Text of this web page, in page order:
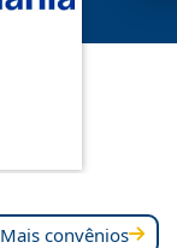
Mais convênios